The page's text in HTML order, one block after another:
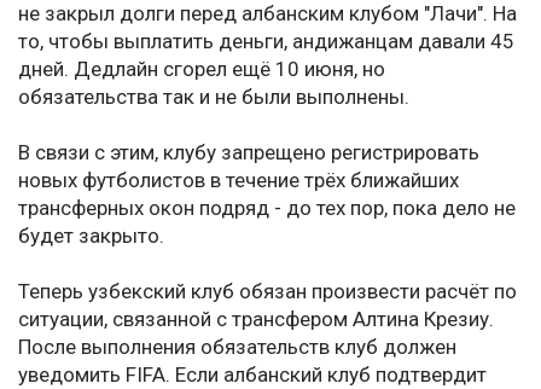
не закрыл долги перед албанским клубом "Лачи". На
то, чтобы выплатить деньги, андижанцам давали 45
дней. Дедлайн сгорел ещё 10 июня, но
обязательства так и не были выполнены.
В связи с этим, клубу запрещено регистрировать
новых футболистов в течение трёх ближайших
трансферных окон подряд - до тех пор, пока дело не
будет закрыто.
Теперь узбекский клуб обязан произвести расчёт по
ситуации, связанной с трансфером Алтина Крезиу.
После выполнения обязательств клуб должен
уведомить FIFA. Если албанский клуб подтвердит